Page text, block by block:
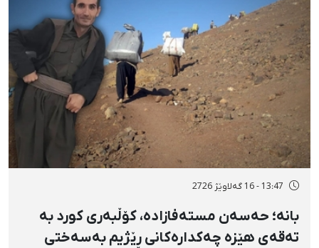
13:47 - 16 گەلاوێژ 2726
بانه؛ حەسەن مستەفازادە، کۆڵبەری کورد بە
تەقەی هێزە چەکدارەکانی ڕێژیم بەسەختی